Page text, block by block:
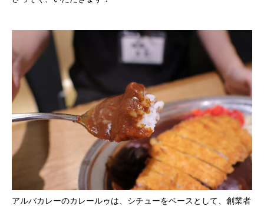
アルバカレーのカレールゥは、 シチューをベースとして、創業者